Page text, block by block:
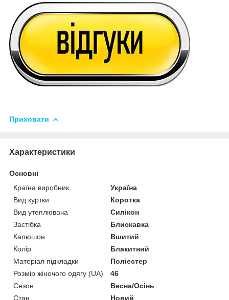
Приховати
Характеристики
Основні
Країна виробник
Україна
Вид куртки
Коротка
Вид утеплювача
Силікон
Застібка
Блискавка
Капюшон
Вшитий
Колір
Блакитний
Матеріал підкладки
Поліестер
Розмір жіночого одягу (UA)
46
Сезон
Весна/Осінь
Стан
Новий